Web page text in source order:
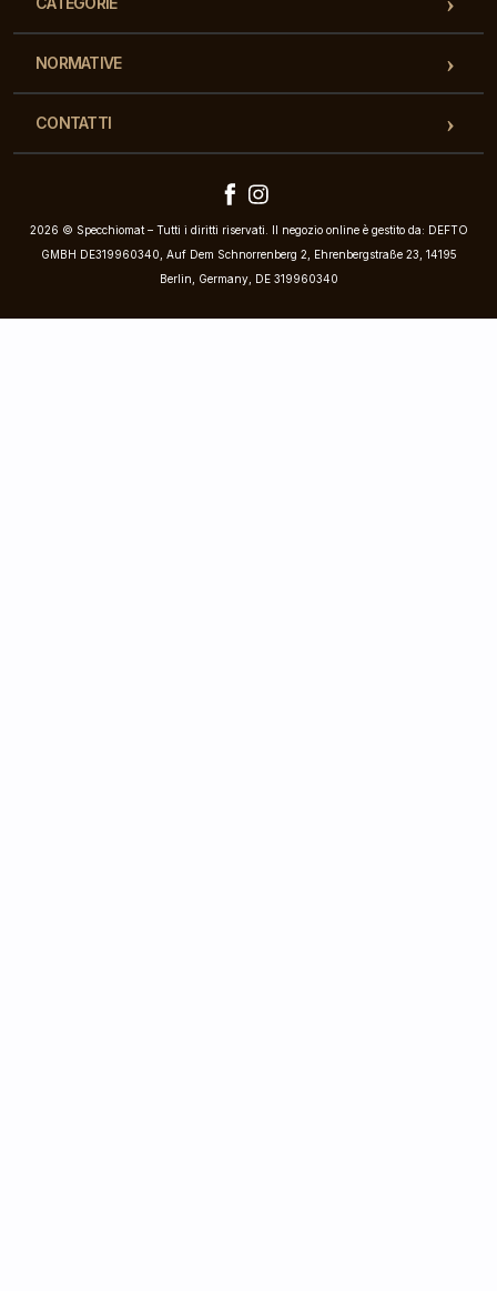
NORMATIVE
CONTATTI
2026 © Specchiomat – Tutti i diritti riservati. Il negozio online è gestito da: DEFTO
GMBH DE319960340, Auf Dem Schnorrenberg 2, Ehrenbergstraße 23, 14195
Berlin, Germany, DE 319960340